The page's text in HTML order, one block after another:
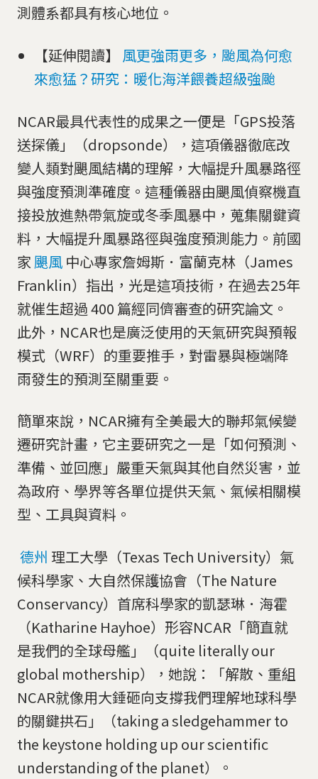
測體系都具有核心地位。
【延伸閱讀】
風更強雨更多，颱風為何愈
來愈猛？研究：暖化海洋餵養超級強颱
NCAR最具代表性的成果之一便是「GPS投落
送探儀」（dropsonde），這項儀器徹底改
變人類對颶風結構的理解，大幅提升風暴路徑
與強度預測準確度。這種儀器由颶風偵察機直
接投放進熱帶氣旋或冬季風暴中，蒐集關鍵資
料，大幅提升風暴路徑與強度預測能力。前國
家 颶風 中心專家詹姆斯．富蘭克林（James
Franklin）指出，光是這項技術，在過去25年
就催生超過 400 篇經同儕審查的研究論文。
此外，NCAR也是廣泛使用的天氣研究與預報
模式（WRF）的重要推手，對雷暴與極端降
雨發生的預測至關重要。
簡單來說，NCAR擁有全美最大的聯邦氣候變
遷研究計畫，它主要研究之一是「如何預測、
準備、並回應」嚴重天氣與其他自然災害，並
為政府、學界等各單位提供天氣、氣候相關模
型、工具與資料。
德州 理工大學（Texas Tech University）氣
候科學家、大自然保護協會（The Nature
Conservancy）首席科學家的凱瑟琳．海霍
（Katharine Hayhoe）形容NCAR「簡直就
是我們的全球母艦」（quite literally our
global mothership），她說：「解散、重組
NCAR就像用大錘砸向支撐我們理解地球科學
的關鍵拱石」（taking a sledgehammer to
the keystone holding up our scientific
understanding of the planet）。